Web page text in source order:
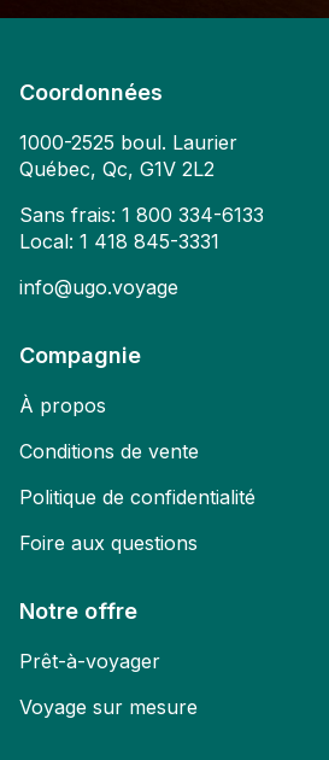
Coordonnées
1000-2525 boul. Laurier
Québec, Qc, G1V 2L2
Sans frais: 1 800 334-6133
Local: 1 418 845-3331
info@ugo.voyage
Compagnie
À propos
Conditions de vente
Politique de confidentialité
Foire aux questions
Notre offre
Prêt-à-voyager
Voyage sur mesure